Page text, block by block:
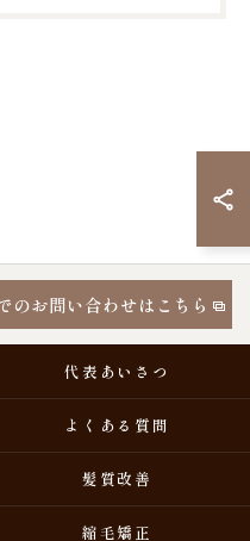
のお問い合わせはこちら
代表あいさつ
よくある質問
髪質改善
縮毛矯正